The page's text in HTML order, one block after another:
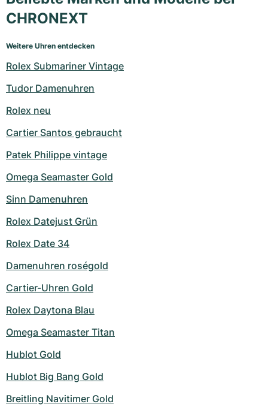
CHRONEXT
Weitere Uhren entdecken
Rolex Submariner Vintage
Tudor Damenuhren
Rolex neu
Cartier Santos gebraucht
Patek Philippe vintage
Omega Seamaster Gold
Sinn Damenuhren
Rolex Datejust Grün
Rolex Date 34
Damenuhren roségold
Cartier-Uhren Gold
Rolex Daytona Blau
Omega Seamaster Titan
Hublot Gold
Hublot Big Bang Gold
Breitling Navitimer Gold